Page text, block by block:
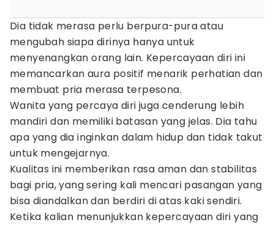
Dia tidak merasa perlu berpura-pura atau
mengubah siapa dirinya hanya untuk
menyenangkan orang lain. Kepercayaan diri ini
memancarkan aura positif menarik perhatian dan
membuat pria merasa terpesona.
Wanita yang percaya diri juga cenderung lebih
mandiri dan memiliki batasan yang jelas. Dia tahu
apa yang dia inginkan dalam hidup dan tidak takut
untuk mengejarnya.
Kualitas ini memberikan rasa aman dan stabilitas
bagi pria, yang sering kali mencari pasangan yang
bisa diandalkan dan berdiri di atas kaki sendiri.
Ketika kalian menunjukkan kepercayaan diri yang